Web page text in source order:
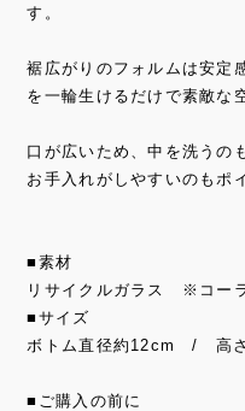
す。
裾広がりのフォルムは安定
を一輪生けるだけで素敵な
口が広いため、中を洗うの
お手入れがしやすいのもポ
■素材
リサイクルガラス ※コー
■サイズ
ボトム直径約12cm / 高
■ご購入の前に